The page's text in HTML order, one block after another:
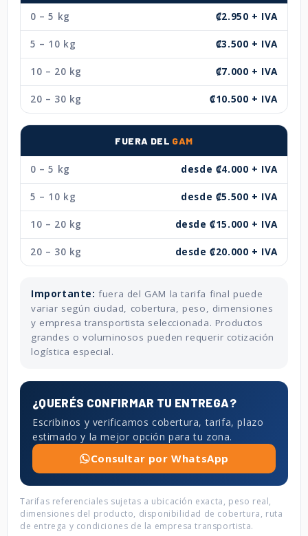
0 – 5 kg ₡2.950 + IVA
5 – 10 kg ₡3.500 + IVA
10 – 20 kg ₡7.000 + IVA
20 – 30 kg ₡10.500 + IVA
FUERA DEL GAM
0 – 5 kg desde ₡4.000 + IVA
5 – 10 kg desde ₡5.500 + IVA
10 – 20 kg desde ₡15.000 + IVA
20 – 30 kg desde ₡20.000 + IVA
Importante: fuera del GAM la tarifa final puede
variar según ciudad, cobertura, peso, dimensiones
y empresa transportista seleccionada. Productos
grandes o voluminosos pueden requerir cotización
logística especial.
¿QUERÉS CONFIRMAR TU ENTREGA?
Escribinos y verificamos cobertura, tarifa, plazo
estimado y la mejor opción para tu zona.
Consultar por WhatsApp
Tarifas referenciales sujetas a ubicación exacta, peso real,
dimensiones del producto, disponibilidad de cobertura, ruta
de entrega y condiciones de la empresa transportista.